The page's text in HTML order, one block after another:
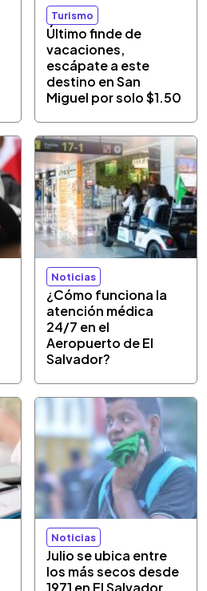
Turismo
Último finde de
vacaciones,
escápate a este
destino en San
Miguel por solo $1.50
Noticias
¿Cómo funciona la
atención médica
24/7 en el
Aeropuerto de El
Salvador?
Noticias
Julio se ubica entre
los más secos desde
1971 en El Salvador,